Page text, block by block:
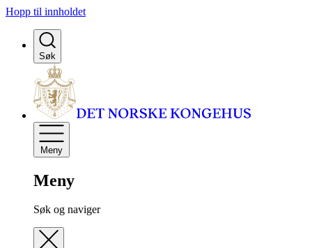
Hopp til innholdet
Søk
Meny
Meny
Søk og naviger